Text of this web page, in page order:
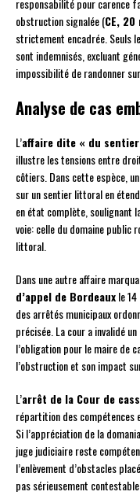
obstruction signalée (CE,
strictement encadrée. Seuls
sont indemnisés, excluant
impossibilité de randonner
Analyse de cas
L’affaire dite « du sentier
illustre les tensions entre
côtiers. Dans cette espèce,
sur un sentier littoral en
en état complète, soulignant
voie: celle du domaine public
littoral.
Dans une autre affaire
d’appel de Bordeauxle
des arrêtés municipaux
précisée. La cour a invalidé
l’obligation pour le maire de
l’obstruction et son impact
L’arrêt de la Cour de
répartition des
Si l’appréciation de la
juge judiciaire reste
l’enlèvement d’obstacles
pas sérieusement contestable.